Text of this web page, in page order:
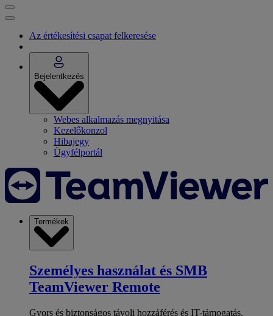
Az értékesítési csapat felkeresése
Bejelentkezés
Webes alkalmazás megnyitása
Kezelőkonzol
Hibajegy
Ügyfélportál
Termékek
Személyes használat és SMB
TeamViewer Remote
Gyors és biztonságos távoli hozzáférés és IT-támogatás.